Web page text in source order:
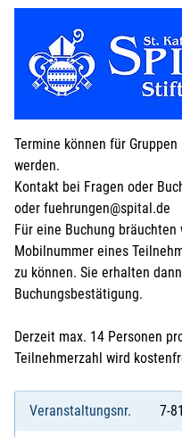
Termine können für
werden.
Kontakt bei Fragen oder
oder fuehrungen@spital.de
Für eine Buchung
Mobilnummer eines
zu können. Sie erhalten
Buchungsbestätigung.
Derzeit max. 14 Personen
Teilnehmerzahl wird
Veranstaltungsnr. 7-